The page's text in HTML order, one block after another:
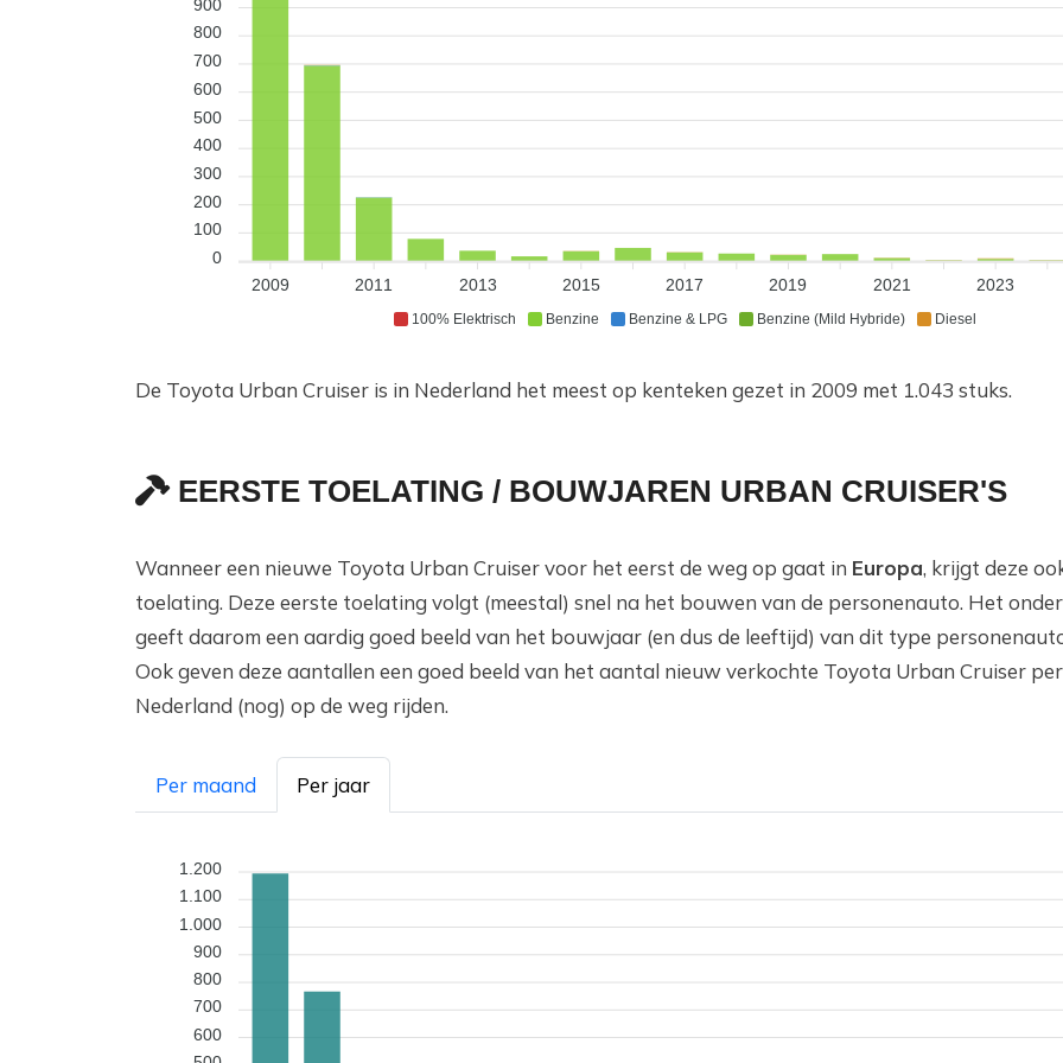
100% Elektrisch Benzine Benzine & LPG Benzine (Mild Hybride) Diesel
900
800
700
600
500
400
300
200
100
0
2009
2011 2013 2015 2017 2019 2021 2023
De Toyota Urban Cruiser is in Nederland het meest op kenteken gezet in 2009 met 1.043 stuks.
EERSTE TOELATING / BOUWJAREN URBAN CRUISER'S
Wanneer een nieuwe Toyota Urban Cruiser voor het eerst de weg op gaat in Europa, krijgt deze
toelating. Deze eerste toelating volgt (meestal) snel na het bouwen van de personenauto. Het
geeft daarom een aardig goed beeld van het bouwjaar (en dus de leeftijd) van dit type
Ook geven deze aantallen een goed beeld van het aantal nieuw verkochte Toyota Urban Cruiser
Nederland (nog) op de weg rijden.
Per maand Per jaar
1.200
1.100
1.000
900
800
700
600